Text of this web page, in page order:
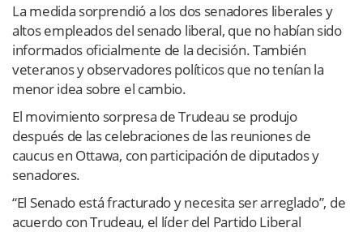
La medida sorprendió a los dos senadores liberales y
altos empleados del senado liberal, que no habían sido
informados oficialmente de la decisión. También
veteranos y observadores políticos que no tenían la
menor idea sobre el cambio.
El movimiento sorpresa de Trudeau se produjo
después de las celebraciones de las reuniones de
caucus en Ottawa, con participación de diputados y
senadores.
“El Senado está fracturado y necesita ser arreglado”, de
acuerdo con Trudeau, el líder del Partido Liberal